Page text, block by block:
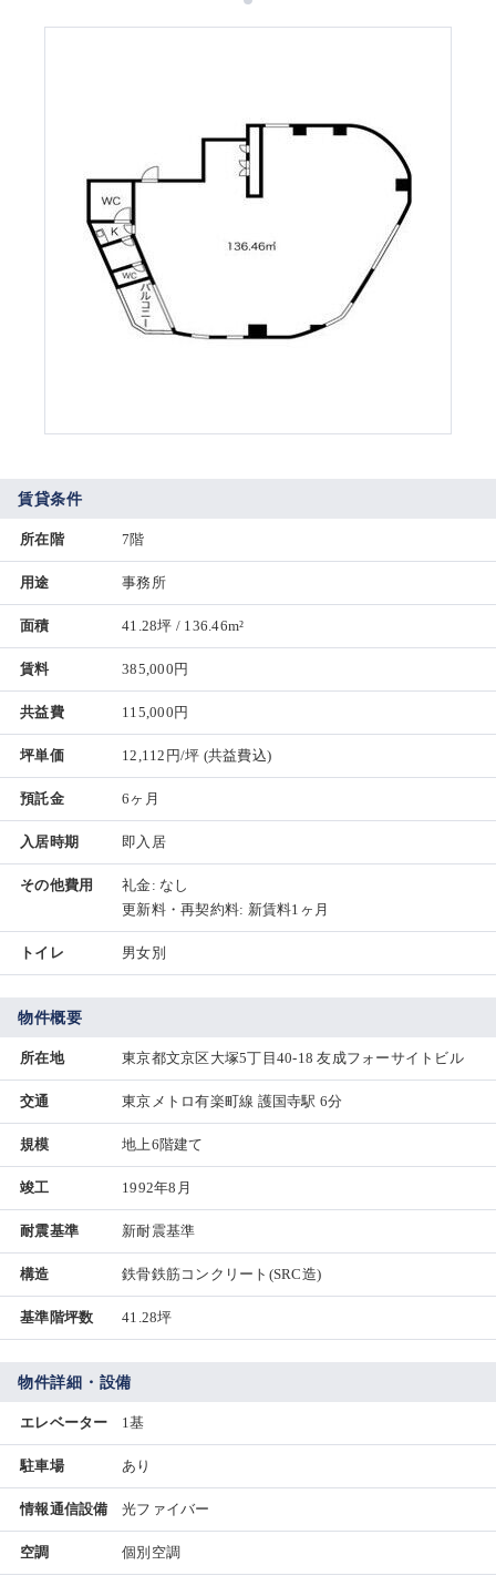
賃貸条件
所在階 7階
用途 事務所
面積 41.28坪 / 136.46m²
賃料 385,000円
共益費 115,000円
坪単価 12,112円/坪 (共益費込)
預託金 6ヶ月
入居時期 即入居
その他費用
礼金: なし
更新料・再契約料: 新賃料1ヶ月
トイレ 男女別
物件概要
所在地 東京都文京区大塚5丁目40-18 友成フォーサイトビル
交通 東京メトロ有楽町線 護国寺駅 6分
規模 地上6階建て
竣工 1992年8月
耐震基準 新耐震基準
構造 鉄骨鉄筋コンクリート(SRC造)
基準階坪数 41.28坪
物件詳細・設備
エレベーター 1基
駐車場 あり
情報通信設備 光ファイバー
空調 個別空調